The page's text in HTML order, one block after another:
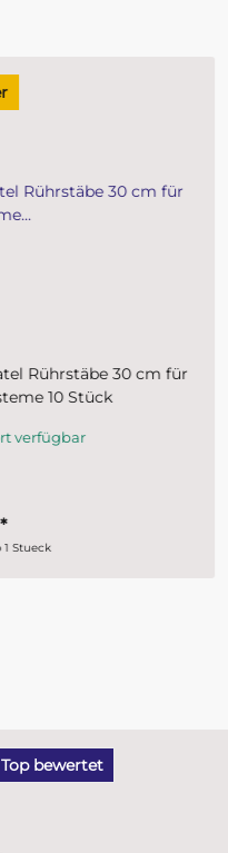
Auf Lager
Außenbehälter für
und Mischbechereinlagen
Sofort verfügbar
16,95 € pro 1 Stueck
Top bewertet